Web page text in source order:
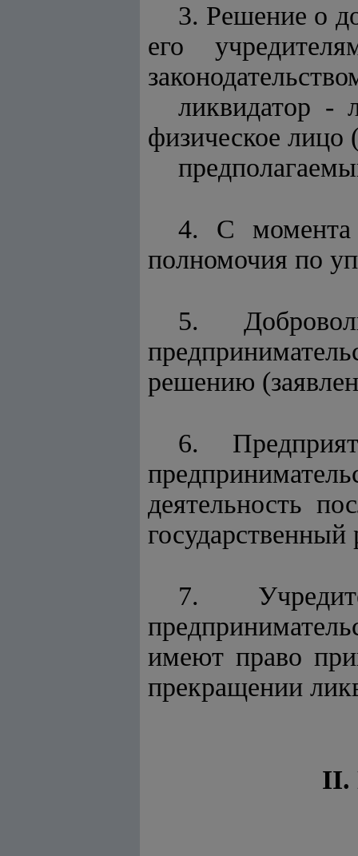
3. Решение о
его
ликвидатор -
физическое лицо
4. С момента
полномочия по
5.
решению
6.
деятельность
государственный
7.
имеют право
прекращении
II.